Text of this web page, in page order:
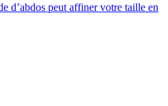
d’abdos peut affiner votre taille en